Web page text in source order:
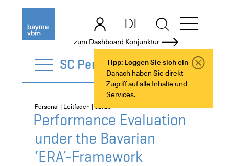
zum Dashboard Konjunktur
Tipp: Loggen Sie sich ein
Danach haben Sie direkt
Zugriff auf alle Inhalte und
Services.
DE
EN
SC Personal
Personal | Leitfaden | 02/25
Performance Evaluation
under the Bavarian
‘ERA’-Framework